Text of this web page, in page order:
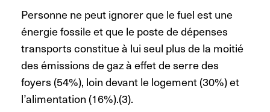
Personne ne peut ignorer que le fuel est une
énergie fossile et que le poste de dépenses
transports constitue à lui seul plus de la moitié
des émissions de gaz à effet de serre des
foyers (54%), loin devant le logement (30%) et
l’alimentation (16%).(3).